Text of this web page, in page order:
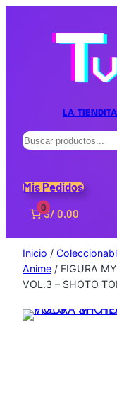
LA
Buscar
Mis Pedidos
0
S/ 0.00
Inicio /
Anime / FIGURA
VOL.3 – SHOTO